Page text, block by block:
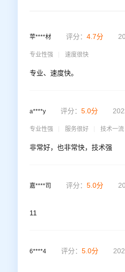
苹****材 评分： 4.7分
专业性强 速度很快
专业、速度快。
a****y 评分： 5.0分
专业性强 服务很好 技术一流
非常好，也非常快，技术强
嘉****司 评分： 5.0分
11
6****4 评分： 5.0分